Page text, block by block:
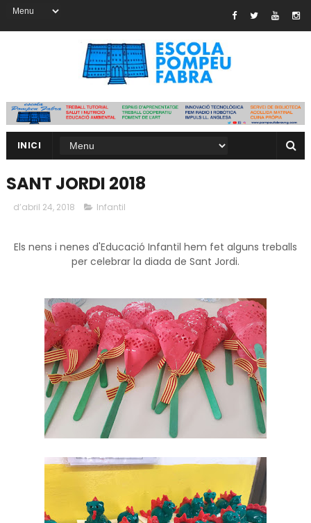
INICI
SANT JORDI 2018
d’abril 24, 2018 Infantil
Els nens i nenes d'Educació Infantil hem fet alguns treballs
per celebrar la diada de Sant Jordi.